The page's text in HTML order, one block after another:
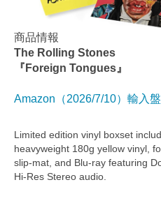
商品情報
The Rolling Stones
『Foreign Tongues』
Amazon（2026/7/10）輸入
Limited edition vinyl boxset
heavyweight 180g yellow vinyl,
slip-mat, and Blu-ray featuring
Hi-Res Stereo audio.